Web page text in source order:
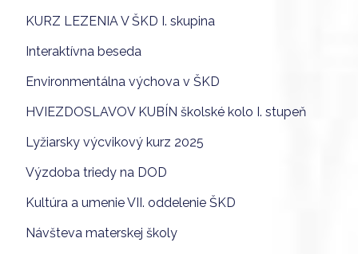
KURZ LEZENIA V ŠKD I. skupina
Interaktívna beseda
Environmentálna výchova v ŠKD
HVIEZDOSLAVOV KUBÍN školské kolo I. stupeň
Lyžiarsky výcvikový kurz 2025
Výzdoba triedy na DOD
Kultúra a umenie VII. oddelenie ŠKD
Návšteva materskej školy